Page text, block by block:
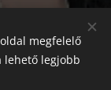
megfelelő
lehető legjobb